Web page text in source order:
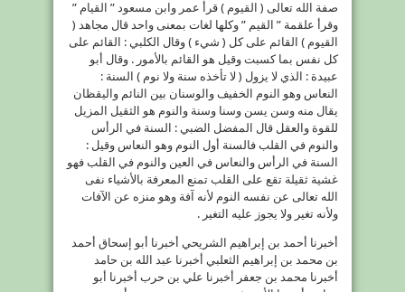
صفة الله تعالى ( القيوم ) قرأ عمر وابن مسعود ” القيام ”
وقرأ علقمة ” القيم ” وكلها لغات بمعنى واحد قال مجاهد (
القيوم ) القائم على كل ( شيء ) وقال الكلبي : القائم على
كل نفس بما كسبت وقيل هو القائم بالأمور . وقال أبو
عبيدة : الذي لا يزول ( لا تأخذه سنة ولا نوم ) السنة :
النعاس وهو النوم الخفيف والوسنان بين النائم واليقظان
يقال منه وسن يسن وسنا وسنة والنوم هو الثقيل المزيل
للقوة والعقل قال المفضل الضبي : السنة في الرأس
والنوم في القلب فالسنة أول النوم وهو النعاس وقيل :
السنة في الرأس والنعاس في العين والنوم في القلب فهو
غشية ثقيلة تقع على القلب تمنع المعرفة بالأشياء نفى
الله تعالى عن نفسه النوم لأنه آفة وهو منزه عن الآفات
ولأنه تغير ولا يجوز عليه التغير .
أخبرنا أحمد بن إبراهيم الشريحي أخبرنا أبو إسحاق أحمد
بن محمد بن إبراهيم الثعلبي أخبرنا عبد الله بن حامد
أخبرنا محمد بن جعفر أخبرنا علي بن حرب أخبرنا أبو